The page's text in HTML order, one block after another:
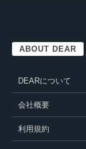
ABOUT DEAR
DEARについて
会社概要
利用規約